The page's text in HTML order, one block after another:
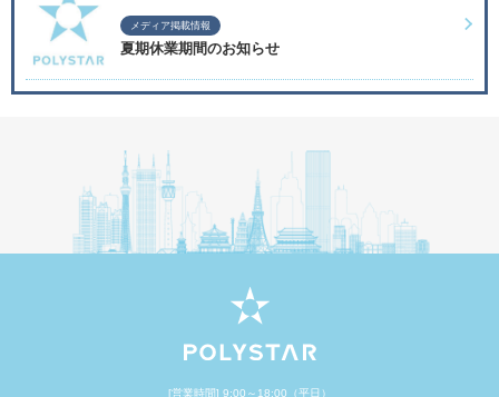
メディア掲載情報
夏期休業期間のお知らせ
[営業時間] 9:00～18:00（平日）